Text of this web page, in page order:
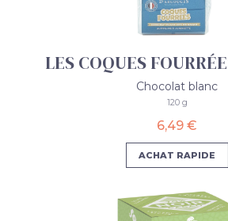
LES COQUES
Chocolat blanc
120 g
6,49 €
ACHAT RAPIDE